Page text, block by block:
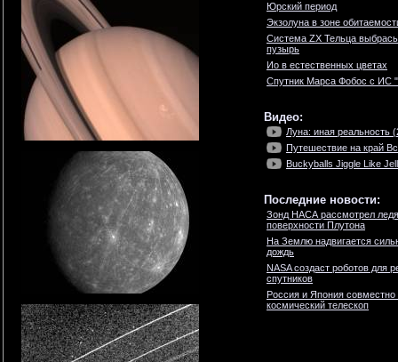
Юрский период
Экзолуна в зоне
Система ZX Тельца
пузырь
Ио в естественных цветах
Спутник Марса Фобос с ИС
Видео:
Луна: иная реальность
Путешествие на край
Buckyballs Jiggle Like
Последние новости:
Зонд НАСА рассмотрел
поверхности Плутона
На Землю надвигается
дождь
NASA создаст роботов для
спутников
Россия и Япония совместно
космический телескоп